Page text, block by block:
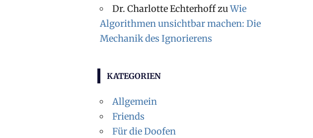
Dr. Charlotte EchterhoffzuWie
Algorithmen unsichtbar machen: Die
Mechanik des Ignorierens
KATEGORIEN
Allgemein
Friends
Für die Doofen